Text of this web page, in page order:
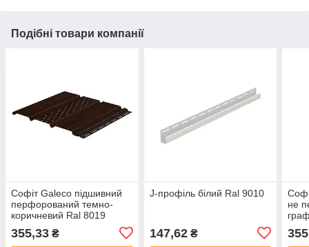
Подібні товари компанії
Софіт Galeco підшивний
перфорований темно-
коричневий Ral 8019
355,33 ₴
J-профіль білий Ral 9010
147,62₴
не